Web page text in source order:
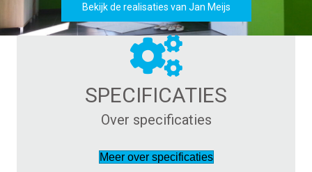
Bekijk de realisaties van Jan Meijs
SPECIFICATIES
Over specificaties
Meer over specificaties